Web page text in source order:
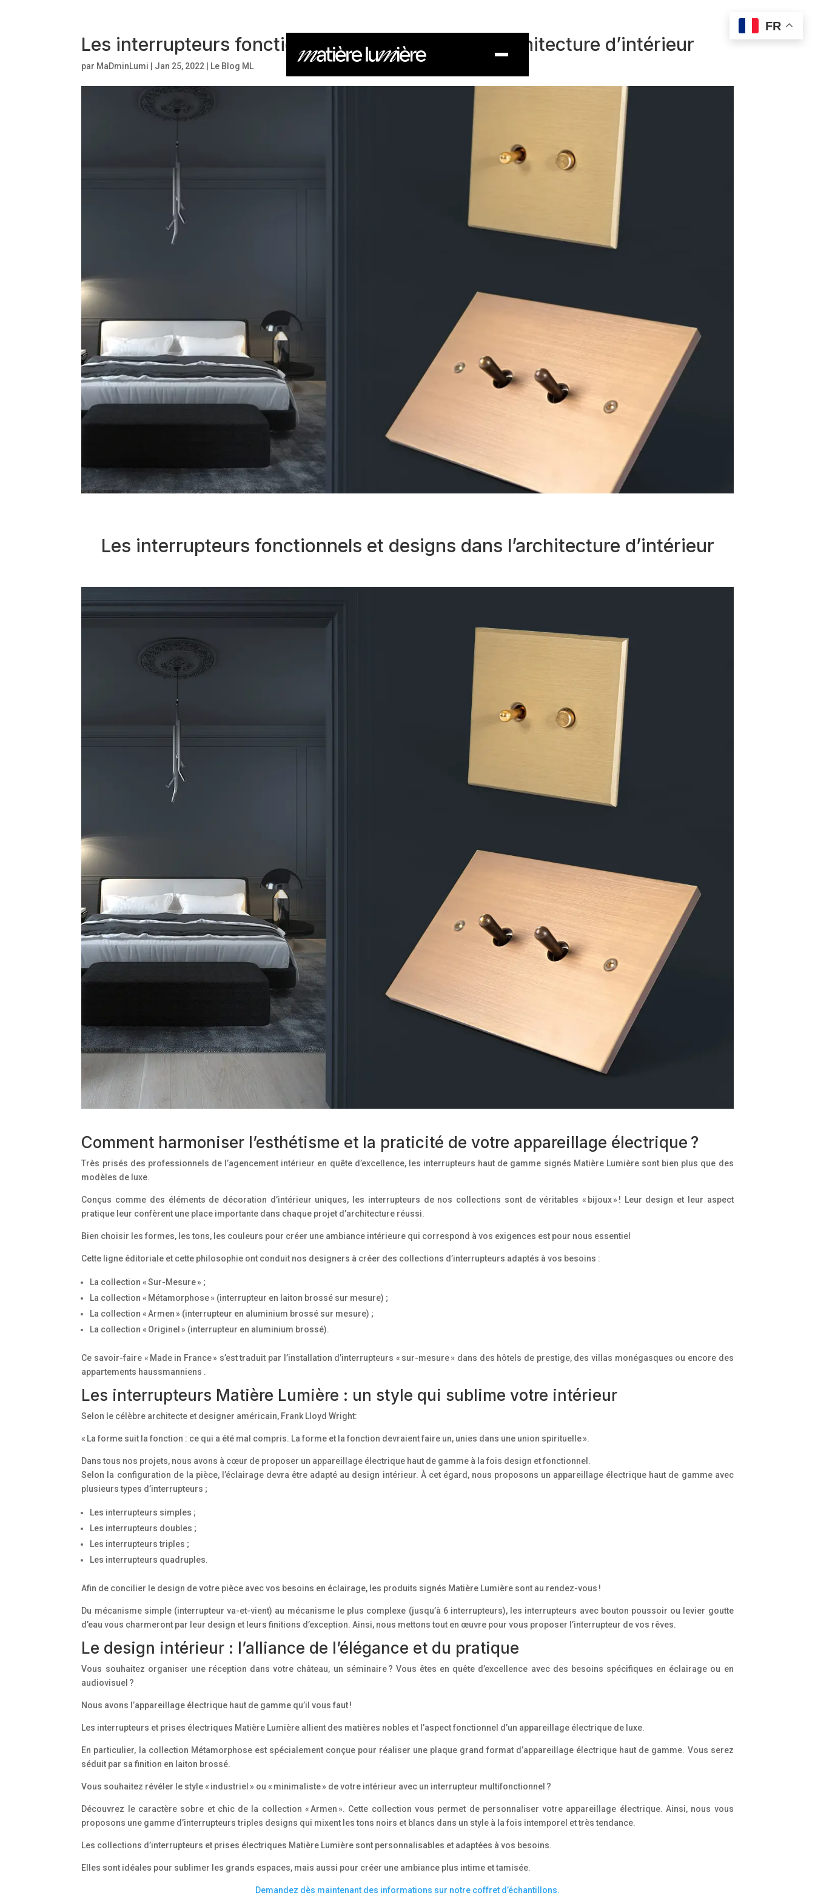
SAVOIR-FAIRE
DOCUMENTS
Les interrupteurs fonctionnels et designs dans l’architecture d’intérieur
par MaDminLumi Jan 25, 2022 Le Blog ML
Les interrupteurs fonctionnels et designs dans l’architecture d’intérieur
Comment harmoniser l’esthétisme et la praticité de votre appareillage électrique ?
Très prisés des professionnels de l’agencement intérieur en quête d’excellence, les interrupteurs haut de gamme signés Matière Lumière sont bien plus que des
modèles de luxe.
Conçus comme des éléments de décoration d’intérieur uniques, les interrupteurs de nos collections sont de véritables « bijoux » ! Leur design et leur aspect
pratique leur confèrent une place importante dans chaque projet d’architecture réussi.
Bien choisir les formes, les tons, les couleurs pour créer une ambiance intérieure qui correspond à vos exigences est pour nous essentiel
Cette ligne éditoriale et cette philosophie ont conduit nos designers à créer des collections d’interrupteurs adaptés à vos besoins :
La collection « Sur-Mesure » ;
La collection « Métamorphose » (interrupteur en laiton brossé sur mesure) ;
La collection « Armen » (interrupteur en aluminium brossé sur mesure) ;
La collection « Originel » (interrupteur en aluminium brossé).
Ce savoir-faire « Made in France » s’est traduit par l’installation d’interrupteurs « sur-mesure » dans des hôtels de prestige, des villas monégasques ou encore des
appartements haussmanniens .
Les interrupteurs Matière Lumière : un style qui sublime votre intérieur
Selon le célèbre architecte et designer américain, Frank Lloyd Wright:
« La forme suit la fonction : ce qui a été mal compris. La forme et la fonction devraient faire un, unies dans une union spirituelle ».
Dans tous nos projets, nous avons à cœur de proposer un appareillage électrique haut de gamme à la fois design et fonctionnel.
Selon la configuration de la pièce, l’éclairage devra être adapté au design intérieur. À cet égard, nous proposons un appareillage électrique haut de gamme avec
plusieurs types d’interrupteurs ;
Les interrupteurs simples ;
Les interrupteurs doubles ;
Les interrupteurs triples ;
Les interrupteurs quadruples.
Afin de concilier le design de votre pièce avec vos besoins en éclairage, les produits signés Matière Lumière sont au rendez-vous !
Du mécanisme simple (interrupteur va-et-vient) au mécanisme le plus complexe (jusqu’à 6 interrupteurs), les interrupteurs avec bouton poussoir ou levier goutte
d’eau vous charmeront par leur design et leurs finitions d’exception. Ainsi, nous mettons tout en œuvre pour vous proposer l’interrupteur de vos rêves.
Le design intérieur : l’alliance de l’élégance et du pratique
Vous souhaitez organiser une réception dans votre château, un séminaire ? Vous êtes en quête d’excellence avec des besoins spécifiques en éclairage ou en
audiovisuel ?
Nous avons l’appareillage électrique haut de gamme qu’il vous faut !
Les interrupteurs et prises électriques Matière Lumière allient des matières nobles et l’aspect fonctionnel d’un appareillage électrique de luxe.
En particulier, la collection Métamorphose est spécialement conçue pour réaliser une plaque grand format d’appareillage électrique haut de gamme. Vous serez
séduit par sa finition en laiton brossé.
Vous souhaitez révéler le style « industriel » ou « minimaliste » de votre intérieur avec un interrupteur multifonctionnel ?
Découvrez le caractère sobre et chic de la collection « Armen ». Cette collection vous permet de personnaliser votre appareillage électrique. Ainsi, nous vous
proposons une gamme d’interrupteurs triples designs qui mixent les tons noirs et blancs dans un style à la fois intemporel et très tendance.
Les collections d’interrupteurs et prises électriques Matière Lumière sont personnalisables et adaptées à vos besoins.
Elles sont idéales pour sublimer les grands espaces, mais aussi pour créer une ambiance plus intime et tamisée.
Demandez dès maintenant des informations sur notre coffret d’échantillons.
FR